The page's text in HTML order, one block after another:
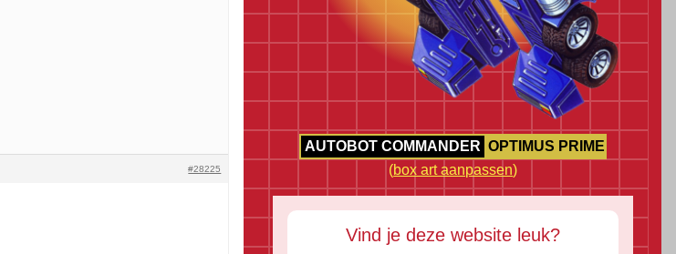
#28225
AUTOBOT COMMANDER OPTIMUS PRIME
(box art aanpassen)
Vind je deze website leuk?